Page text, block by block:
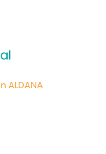
ALDANA